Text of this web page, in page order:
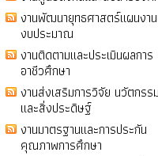
งานพัฒนายุทธศาสตร์แผนงา
งบประมาณ
งานติดตามและประเมินผลการ
อาชีวศึกษา
งานส่งเสริมการวิจัย นวัตกรรม
และสิ่งประดิษฐ์
งานมาตรฐานและการประกัน
คุณภาพการศึกษา